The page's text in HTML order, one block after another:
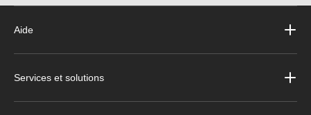
Aide
Services et solutions